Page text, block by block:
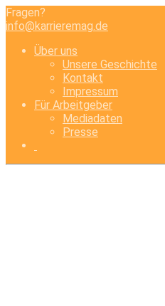
Fragen?
info@karrieremag.de
Über uns
Unsere Geschichte
Kontakt
Impressum
Für Arbeitgeber
Mediadaten
Presse